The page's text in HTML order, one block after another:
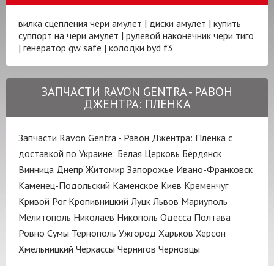
вилка сцепления чери амулет | диски амулет | купить
суппорт на чери амулет | рулевой наконечник чери тиго
| генератор gw safe | колодки byd f3
ЗАПЧАСТИ RAVON GENTRA - РАВОН
ДЖЕНТРА: ПЛЕНКА
Запчасти Ravon Gentra - Равон Джентра: Пленка с
доставкой по Украине: Белая Церковь Бердянск
Винница Днепр Житомир Запорожье Ивано-Франковск
Каменец-Подольский Каменское Киев Кременчуг
Кривой Рог Кропивницкий Луцк Львов Мариуполь
Мелитополь Николаев Никополь Одесса Полтава
Ровно Сумы Тернополь Ужгород Харьков Херсон
Хмельницкий Черкассы Чернигов Черновцы